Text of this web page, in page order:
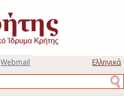
Ελληνικά
Webmail